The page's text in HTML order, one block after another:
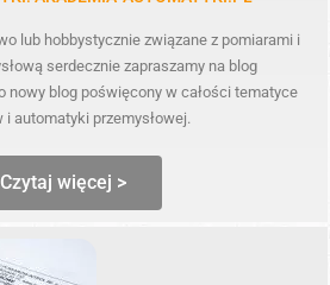
lub hobbystycznie związane z pomiarami i
serdecznie zapraszamy na blog
nowy blog poświęcony w całości tematyce
i automatyki przemysłowej.
Czytaj więcej >